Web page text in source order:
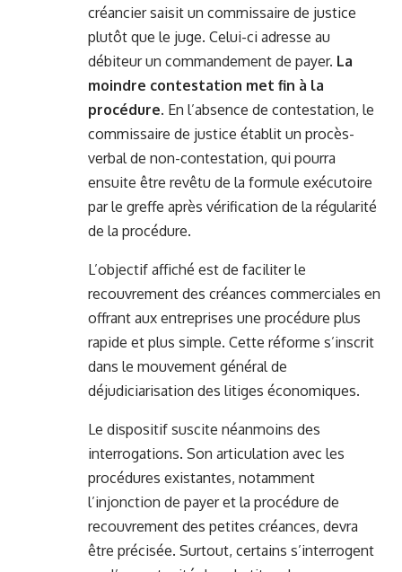
créancier saisit un commissaire de justice
plutôt que le juge. Celui-ci adresse au
débiteur un commandement de payer. La
moindre contestation met fin à la
procédure. En l’absence de contestation, le
commissaire de justice établit un procès-
verbal de non-contestation, qui pourra
ensuite être revêtu de la formule exécutoire
par le greffe après vérification de la régularité
de la procédure.
L’objectif affiché est de faciliter le
recouvrement des créances commerciales en
offrant aux entreprises une procédure plus
rapide et plus simple. Cette réforme s’inscrit
dans le mouvement général de
déjudiciarisation des litiges économiques.
Le dispositif suscite néanmoins des
interrogations. Son articulation avec les
procédures existantes, notamment
l’injonction de payer et la procédure de
recouvrement des petites créances, devra
être précisée. Surtout, certains s’interrogent